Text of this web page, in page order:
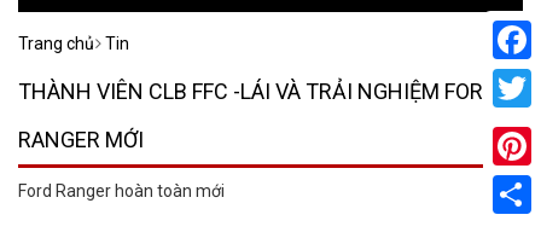
Trang chủ Tin
THÀNH VIÊN CLB FFC -LÁI VÀ TRẢI NGHIỆM FORD
RANGER MỚI
Ford Ranger hoàn toàn mới